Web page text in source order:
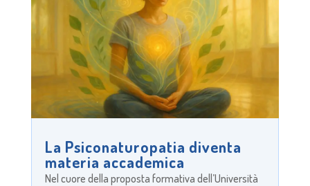
La Psiconaturopatia diventa
materia accademica
Nel cuore della proposta formativa dell’Università